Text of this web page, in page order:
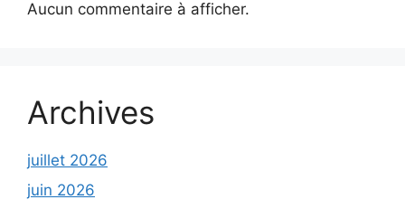
Aucun commentaire à afficher.
Archives
juillet 2026
juin 2026